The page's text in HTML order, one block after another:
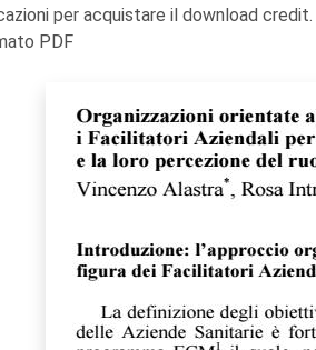
per acquistare il download credit.
PDF